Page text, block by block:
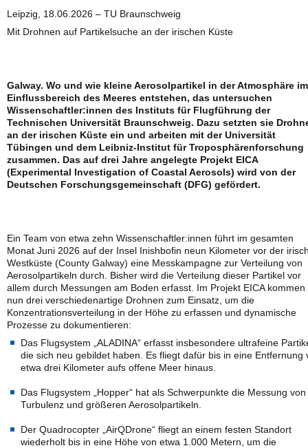
Leipzig, 18.06.2026 – TU Braunschweig
Mit Drohnen auf Partikelsuche an der irischen Küste
Galway. Wo und wie kleine Aerosolpartikel in der Atmosphäre im
Einflussbereich des Meeres entstehen, das untersuchen
Wissenschaftler:innen des Instituts für Flugführung der
Technischen Universität Braunschweig. Dazu setzten sie
an der irischen Küste ein und arbeiten mit der Universität
Tübingen und dem Leibniz-Institut für Troposphärenforschung
zusammen. Das auf drei Jahre angelegte Projekt EICA
(Experimental Investigation of Coastal Aerosols) wird von der
Deutschen Forschungsgemeinschaft (DFG) gefördert.
Ein Team von etwa zehn Wissenschaftler:innen führt im gesamten
Monat Juni 2026 auf der Insel Inishbofin neun Kilometer vor der
Westküste (County Galway) eine Messkampagne zur Verteilung von
Aerosolpartikeln durch. Bisher wird die Verteilung dieser Partikel vor
allem durch Messungen am Boden erfasst. Im Projekt EICA kommen
nun drei verschiedenartige Drohnen zum Einsatz, um die
Konzentrationsverteilung in der Höhe zu erfassen und dynamische
Prozesse zu dokumentieren:
Das Flugsystem „ALADINA“ erfasst insbesondere ultrafeine
die sich neu gebildet haben. Es fliegt dafür bis in eine Entfernung
etwa drei Kilometer aufs offene Meer hinaus.
Das Flugsystem „Hopper“ hat als Schwerpunkte die Messung von
Turbulenz und größeren Aerosolpartikeln.
Der Quadrocopter „AirQDrone“ fliegt an einem festen Standort
wiederholt bis in eine Höhe von etwa 1.000 Metern, um die